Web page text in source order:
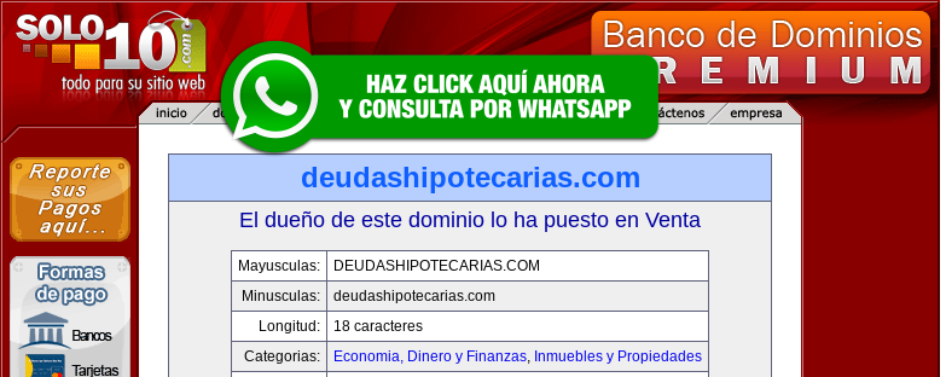
deudashipotecarias.com
El dueño de este dominio lo ha puesto en Venta
Mayusculas:
DEUDASHIPOTECARIAS.COM
Minusculas:
deudashipotecarias.com
Longitud:
18 caracteres
Categorias:
Economia, Dinero y Finanzas, Inmuebles y Propiedades